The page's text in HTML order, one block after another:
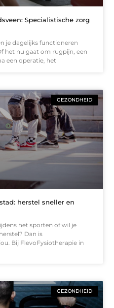
Specialistische zorg
je dagelijks functioneren
het nu gaat om rugpijn, een
een operatie, het
GEZONDHEID
herstel sneller en
het sporten of wil je
Dan is
Bij FlevoFysiotherapie in
GEZONDHEID